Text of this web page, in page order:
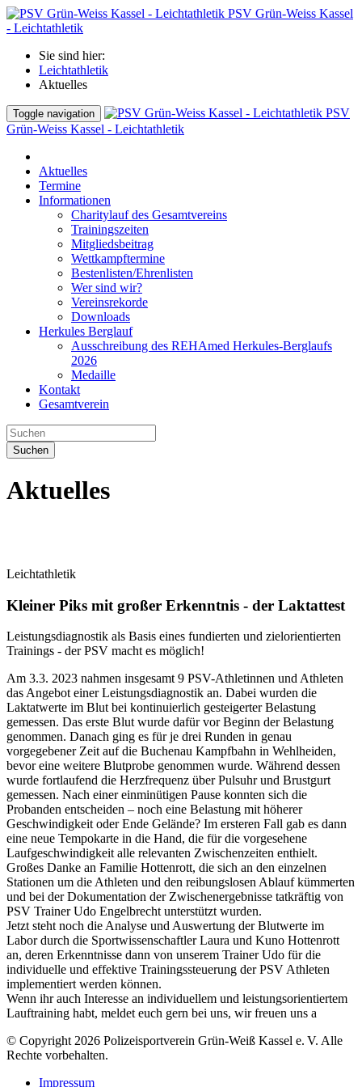
PSV Grün-Weiss Kassel
- Leichtathletik
Sie sind hier:
Leichtathletik
Aktuelles
Toggle navigation
PSV
Grün-Weiss Kassel - Leichtathletik
Aktuelles
Termine
Informationen
Charitylauf des Gesamtvereins
Trainingszeiten
Mitgliedsbeitrag
Wettkampftermine
Bestenlisten/Ehrenlisten
Wer sind wir?
Vereinsrekorde
Downloads
Herkules Berglauf
Ausschreibung des REHAmed Herkules-Berglaufs
2026
Medaille
Kontakt
Gesamtverein
Suchen
Aktuelles
Leichtathletik
Kleiner Piks mit großer Erkenntnis - der Laktattest
Leistungsdiagnostik als Basis eines fundierten und zielorientierten
Trainings - der PSV macht es möglich!
Am 3.3. 2023 nahmen insgesamt 9 PSV-Athletinnen und Athleten
das Angebot einer Leistungsdiagnostik an. Dabei wurden die
Laktatwerte im Blut bei kontinuierlich gesteigerter Belastung
gemessen. Das erste Blut wurde dafür vor Beginn der Belastung
genommen. Danach ging es für je drei Runden in genau
vorgegebener Zeit auf die Buchenau Kampfbahn in Wehlheiden,
bevor eine weitere Blutprobe genommen wurde. Während dessen
wurde fortlaufend die Herzfrequenz über Pulsuhr und Brustgurt
gemessen. Nach einer einminütigen Pause konnten sich die
Probanden entscheiden – noch eine Belastung mit höherer
Geschwindigkeit oder Ende Gelände? Im ersteren Fall gab es dann
eine neue Tempokarte in die Hand, die für die vorgesehene
Laufgeschwindigkeit alle relevanten Zwischenzeiten enthielt.
Großes Danke an Familie Hottenrott, die sich an den einzelnen
Stationen um die Athleten und den reibungslosen Ablauf kümmerten
und bei der Dokumentation der Zwischenergebnisse tatkräftig von
PSV Trainer Udo Engelbrecht unterstützt wurden.
Jetzt steht noch die Analyse und Auswertung der Blutwerte im
Labor durch die Sportwissenschaftler Laura und Kuno Hottenrott
an, deren Erkenntnisse dann von unserem Trainer Udo für die
individuelle und effektive Trainingssteuerung der PSV Athleten
implementiert werden können.
Wenn ihr auch Interesse an individuellem und leistungsorientiertem
Lauftraining habt, meldet euch gern bei uns, wir freuen uns a
© Copyright 2026 Polizeisportverein Grün-Weiß Kassel e. V. Alle
Rechte vorbehalten.
Impressum